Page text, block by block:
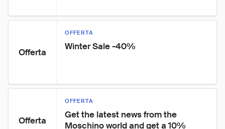
Offerta
OFFERTA
Winter Sale -40%
Offerta
OFFERTA
Get the latest news from the
Moschino world and get a 10%